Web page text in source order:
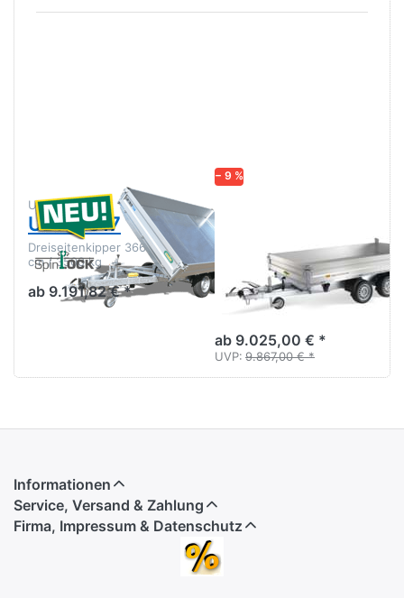
UNSINN
UDK 3617
Dreiseitenkipper 366 x 175
cm / 3500 kg
ab 9.191,82 € *
− 9 %
(3500.37) E-
Hydraulik
Der neue Dreiseitenkipper
3,63 m
ab 9.025,00 € *
UVP: 9.867,00 € *
Informationen
Service, Versand & Zahlung
Firma, Impressum & Datenschutz